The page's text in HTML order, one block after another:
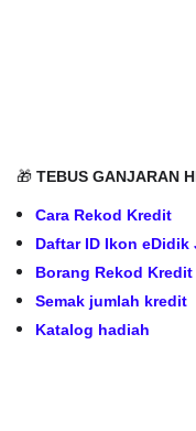
🎁 TEBUS GANJARAN
Cara Rekod Kredit
Daftar ID Ikon eDidik
Borang Rekod Kredit
Semak jumlah kredit
Katalog hadiah